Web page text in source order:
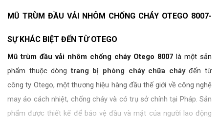
MŨ TRÙM ĐẦU VẢI NHÔM CHỐNG CHÁY OTEGO 8007-
SỰ KHÁC BIỆT ĐẾN TỪ OTEGO
Mũ trùm đầu vải nhôm chống cháy Otego 8007 là một sản
phẩm thuộc dòng trang bị phòng cháy chữa cháy đến từ
công ty Otego, một thương hiệu hàng đầu thế giới về công nghệ
may áo cách nhiệt, chống cháy và có trụ sở chính tại Pháp. Sản
phẩm được thiết kế để bảo vệ đầu và mặt của người lao động